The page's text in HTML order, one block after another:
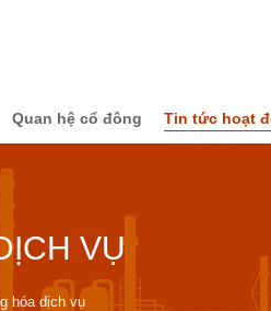
Quan hệ cổ đông Tin tức hoạt
VỤ
hóa dịch vụ